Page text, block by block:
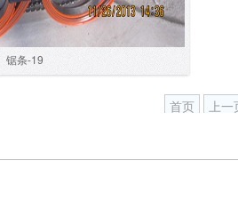
锯条-19
首页 上一